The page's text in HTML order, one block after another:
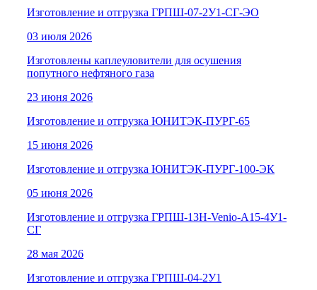
Изготовление и отгрузка ГРПШ-07-2У1-СГ-ЭО
03 июля 2026
Изготовлены каплеуловители для осушения
попутного нефтяного газа
23 июня 2026
Изготовление и отгрузка ЮНИТЭК-ПУРГ-65
15 июня 2026
Изготовление и отгрузка ЮНИТЭК-ПУРГ-100-ЭК
05 июня 2026
Изготовление и отгрузка ГРПШ-13Н-Venio-A15-4У1-
СГ
28 мая 2026
Изготовление и отгрузка ГРПШ-04-2У1